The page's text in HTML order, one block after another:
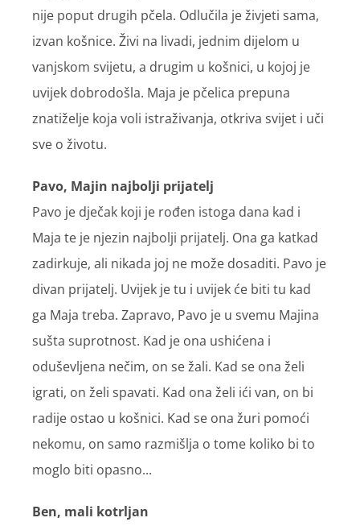
nije poput drugih pčela. Odlučila je živjeti sama,
izvan košnice. Živi na livadi, jednim dijelom u
vanjskom svijetu, a drugim u košnici, u kojoj je
uvijek dobrodošla. Maja je pčelica prepuna
znatiželje koja voli istraživanja, otkriva svijet i uči
sve o životu.
Pavo, Majin najbolji prijatelj
Pavo je dječak koji je rođen istoga dana kad i
Maja te je njezin najbolji prijatelj. Ona ga katkad
zadirkuje, ali nikada joj ne može dosaditi. Pavo je
divan prijatelj. Uvijek je tu i uvijek će biti tu kad
ga Maja treba. Zapravo, Pavo je u svemu Majina
sušta suprotnost. Kad je ona ushićena i
oduševljena nečim, on se žali. Kad se ona želi
igrati, on želi spavati. Kad ona želi ići van, on bi
radije ostao u košnici. Kad se ona žuri pomoći
nekomu, on samo razmišlja o tome koliko bi to
moglo biti opasno...
Ben, mali kotrljan